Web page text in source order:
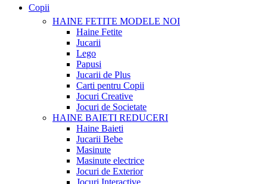
Copii
HAINE FETITE MODELE NOI
Haine Fetite
Jucarii
Lego
Papusi
Jucarii de Plus
Carti pentru Copii
Jocuri Creative
Jocuri de Societate
HAINE BAIETI REDUCERI
Haine Baieti
Jucarii Bebe
Masinute
Masinute electrice
Jocuri de Exterior
Jocuri Interactive